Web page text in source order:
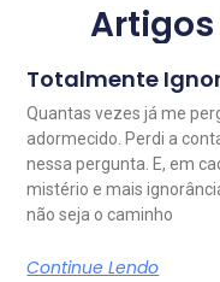
Totalmente
Quantas vezes já me
adormecido. Perdi a
nessa pergunta. E, em
mistério e mais
não seja o caminho
Continue Lendo